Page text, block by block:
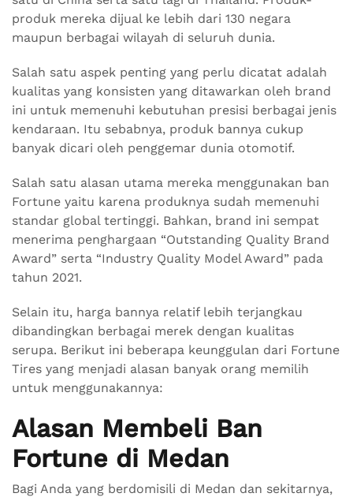
produk mereka dijual ke lebih dari 130 negara
maupun berbagai wilayah di seluruh dunia.
Salah satu aspek penting yang perlu dicatat adalah
kualitas yang konsisten yang ditawarkan oleh brand
ini untuk memenuhi kebutuhan presisi berbagai jenis
kendaraan. Itu sebabnya, produk bannya cukup
banyak dicari oleh penggemar dunia otomotif.
Salah satu alasan utama mereka menggunakan ban
Fortune yaitu karena produknya sudah memenuhi
standar global tertinggi. Bahkan, brand ini sempat
menerima penghargaan “Outstanding Quality Brand
Award” serta “Industry Quality Model Award” pada
tahun 2021.
Selain itu, harga bannya relatif lebih terjangkau
dibandingkan berbagai merek dengan kualitas
serupa. Berikut ini beberapa keunggulan dari Fortune
Tires yang menjadi alasan banyak orang memilih
untuk menggunakannya:
Alasan Membeli Ban
Fortune di Medan
Bagi Anda yang berdomisili di Medan dan sekitarnya,